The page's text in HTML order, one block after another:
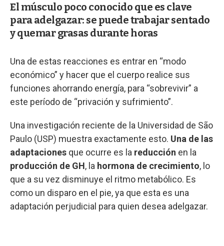
El músculo poco conocido que es clave
para adelgazar: se puede trabajar sentado
y quemar grasas durante horas
Una de estas reacciones es entrar en “modo
económico” y hacer que el cuerpo realice sus
funciones ahorrando energía, para “sobrevivir” a
este período de “privación y sufrimiento”.
Una investigación reciente de la Universidad de São
Paulo (USP) muestra exactamente esto. Una de las
adaptaciones que ocurre es la reducción en la
producción de GH, la hormona de crecimiento, lo
que a su vez disminuye el ritmo metabólico. Es
como un disparo en el pie, ya que esta es una
adaptación perjudicial para quien desea adelgazar.